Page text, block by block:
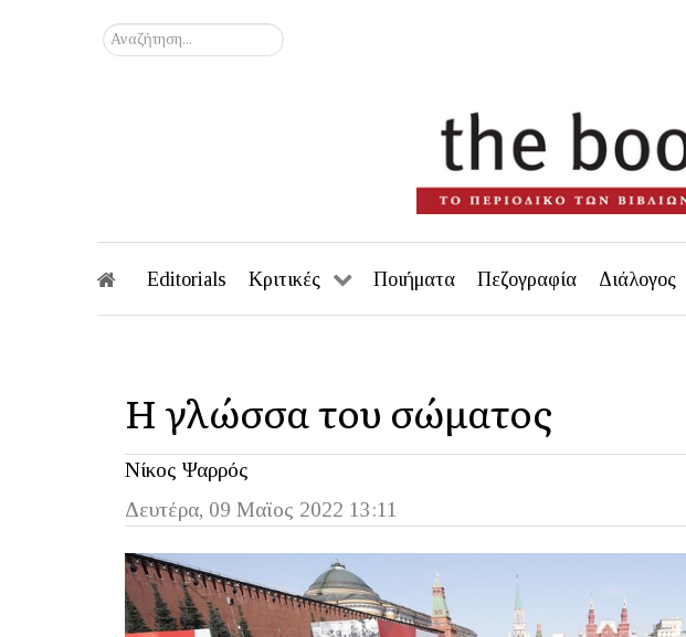
Αναζήτηση...
Editorials Κριτικές Ποιήματα Πεζογραφία Διάλογος
Η γλώσσα του σώματος
Νίκος Ψαρρός
Δευτέρα, 09 Μαϊος 2022 13:11